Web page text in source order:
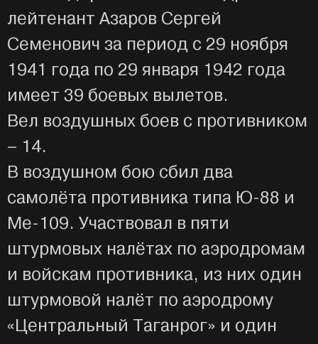
лейтенант Азаров Сергей
Семенович за период с 29 ноября
1941 года по 29 января 1942 года
имеет 39 боевых вылетов.
Вел воздушных боев с противником
– 14.
В воздушном бою сбил два
самолёта противника типа Ю-88 и
Ме-109. Участвовал в пяти
штурмовых налётах по аэродромам
и войскам противника, из них один
штурмовой налёт по аэродрому
«Центральный Таганрог» и один